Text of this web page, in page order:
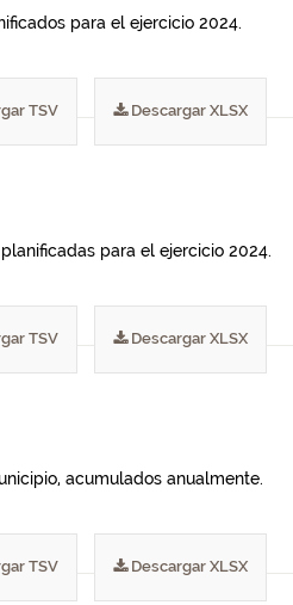
para el ejercicio 2024.
TSV Descargar XLSX
para el ejercicio 2024.
TSV Descargar XLSX
acumulados anualmente.
TSV Descargar XLSX